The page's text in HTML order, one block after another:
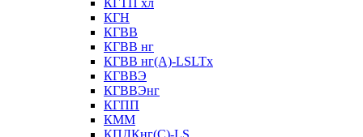
КГТП хл
КГН
КГВВ
КГВВ нг
КГВВ нг(А)-LSLTx
КГВВЭ
КГВВЭнг
КГПП
КММ
КПЛКнг(C)-LS